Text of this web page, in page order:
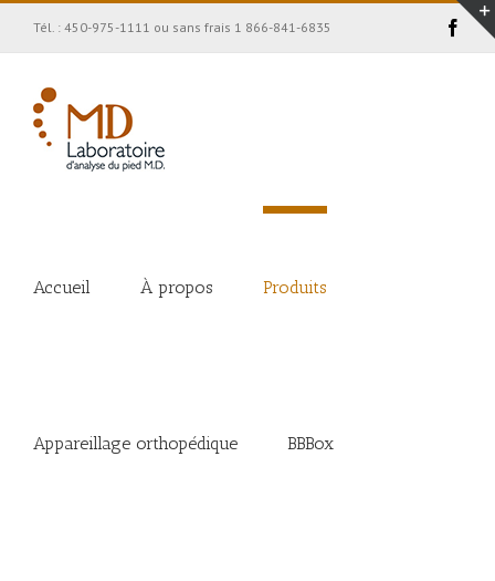
Tél. : 450-975-1111 ou sans frais 1 866-841-6835
Accueil À propos Produits
Appareillage orthopédique BBBox